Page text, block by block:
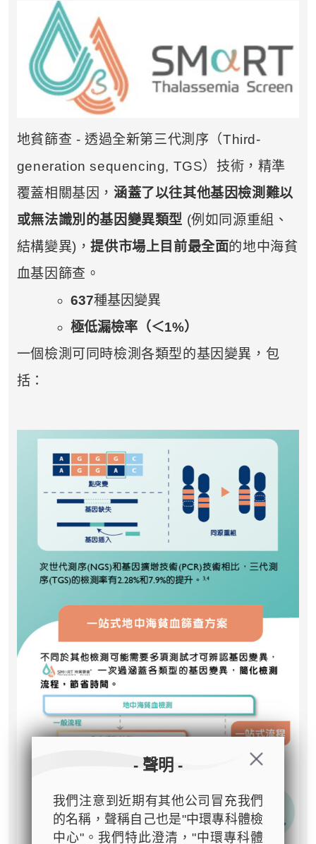
地貧篩查 - 透過全新第三代測序（Third-
generation sequencing, TGS）技術，精準
覆蓋相關基因，涵蓋了以往其他基因檢測難以
或無法識別的基因變異類型 (例如同源重組、
結構變異)，提供市場上目前最全面的地中海貧
血基因篩查。
637種基因變異
極低漏檢率（＜1%）
一個檢測可同時檢測各類型的基因變異，包
括：
- 聲明 -
我們注意到近期有其他公司冒充我們
的名稱，聲稱自己也是"中環專科體檢
中心"。我們特此澄清，"中環專科體